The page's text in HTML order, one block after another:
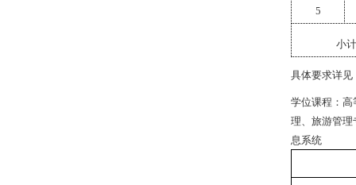
5
小计
具体要求详见
学位课程： 高
理、旅游管理
息系统